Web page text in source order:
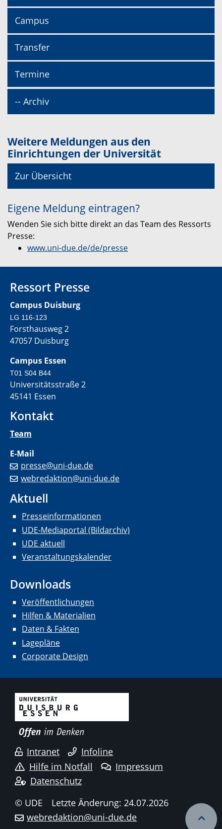
Campus
Transfer
Termine
-- Archiv
Weitere Meldungen aus den
Einrichtungen der Universität
Zur Übersicht
Eigene Meldung eintragen?
Wenden Sie sich bitte direkt an das Team des Ressorts
Presse:
www.uni-due.de/de/presse
Ressort Presse
Campus Duisburg
LG 116-123
Forsthausweg 2
47057 Duisburg
Campus Essen
T01 S04 B44
Universitätsstraße 2
45141 Essen
Kontakt
Team
E-Mail
presse@uni-due.de
webredaktion@uni-due.de
Aktuell
Presseinformationen
UDE-Mediaportal (Bildarchiv)
UDE aktuell
Veranstaltungskalender
Downloads
Veröffentlichungen
Hilfen & Materialien
Daten & Fakten
Lagepläne
Corporate Design
Intranet
Infoline
Hilfe im Notfall
Impressum
Datenschutz
© UDE
Letzte Änderung: 24.07.2026
webredaktion@uni-due.de